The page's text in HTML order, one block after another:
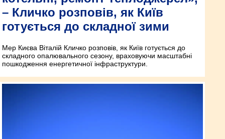
– Кличко розповів, як Київ
готується до складної зими
Мер Києва Віталій Кличко розповів, як Київ готується до
складного опалювального сезону, враховуючи масштабні
пошкодження енергетичної інфраструктури.